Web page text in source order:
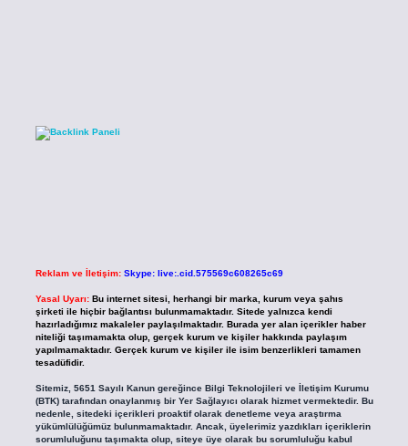
Reklam ve İletişim: Skype: live:.cid.575569c608265c69
Yasal Uyarı: Bu internet sitesi, herhangi bir marka, kurum veya şahıs
şirketi ile hiçbir bağlantısı bulunmamaktadır. Sitede yalnızca kendi
hazırladığımız makaleler paylaşılmaktadır. Burada yer alan içerikler haber
niteliği taşımamakta olup, gerçek kurum ve kişiler hakkında paylaşım
yapılmamaktadır. Gerçek kurum ve kişiler ile isim benzerlikleri tamamen
tesadüfidir.
Sitemiz, 5651 Sayılı Kanun gereğince Bilgi Teknolojileri ve İletişim Kurumu
(BTK) tarafından onaylanmış bir Yer Sağlayıcı olarak hizmet vermektedir. Bu
nedenle, sitedeki içerikleri proaktif olarak denetleme veya araştırma
yükümlülüğümüz bulunmamaktadır. Ancak, üyelerimiz yazdıkları içeriklerin
sorumluluğunu taşımakta olup, siteye üye olarak bu sorumluluğu kabul